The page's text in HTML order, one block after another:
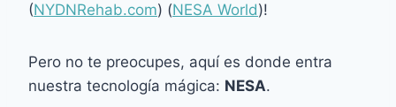
(NYDNRehab.com)​ (NESA World)!
Pero no te preocupes, aquí es donde entra
nuestra tecnología mágica: NESA.